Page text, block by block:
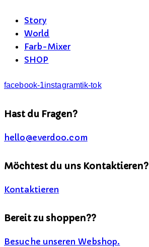
Story
World
Farb-Mixer
SHOP
facebook-1instagramtik-tok
Hast du Fragen?
hello@everdoo.com
Möchtest du uns Kontaktieren?
Kontaktieren
Bereit zu shoppen??
Besuche unseren Webshop.